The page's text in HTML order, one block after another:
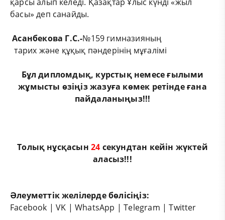
басы» деп санайды.
Асанбекова Г.С.-№159 гимназияның
тарих және құқық пәндерінің мұғалімі
Бұлдипломдық, курстықнемесеғылыми
жұмысты өзіңіз жазуға көмек ретінде ғана
пайдаланыңыз!!!
Толық нұсқасын23 секундтан кейін жүктей
аласыз!!!
Әлеуметтік желілерде бөлісіңіз:
Facebook |VK |WhatsApp |Telegram |Twitter